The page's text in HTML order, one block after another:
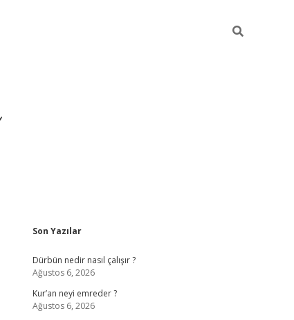
Sidebar
Son Yazılar
Dürbün nedir nasıl çalışır ?
Ağustos 6, 2026
Kur’an neyi emreder ?
Ağustos 6, 2026